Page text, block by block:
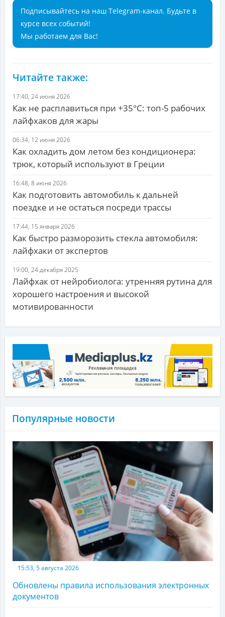
Подписывайтесь на наш Telegram-канал. Будьте в
курсе всех событий!
Мы работаем для Вас!
Читайте также:
17:40, 24 июня 2026
Как не расплавиться при +35°С: топ-5 рабочих
лайфхаков для жары
06:34, 12 июня 2026
Как охладить дом летом без кондиционера:
трюк, который используют в Греции
16:48, 8 июня 2026
Как подготовить автомобиль к дальней
поездке и не остаться посреди трассы
17:44, 15 января 2026
Как быстро разморозить стекла автомобиля:
лайфхаки от экспертов
19:00, 24 декабря 2025
Лайфхак от нейробиолога: утренняя рутина для
хорошего настроения и высокой
мотивированности
Популярные новости
15:53, 5 августа 2026
Обновлены правила использования электронных
документов